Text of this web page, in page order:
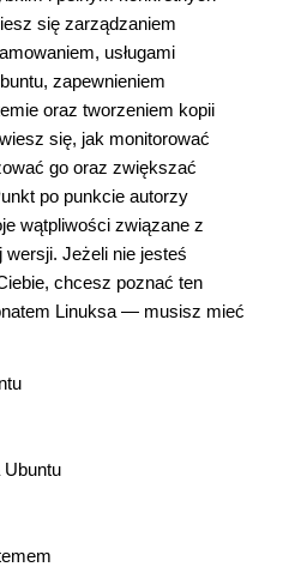
się zarządzaniem
usługami
zapewnieniem
oraz tworzeniem kopii
się, jak monitorować
go oraz zwiększać
po punkcie autorzy
wątpliwości związane z
Jeżeli nie jesteś
chcesz poznać ten
Linuksa — musisz mieć
Ubuntu